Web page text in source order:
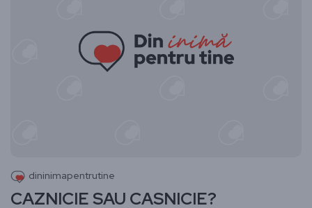
dininimapentrutine
CAZNICIE SAU CASNICIE?